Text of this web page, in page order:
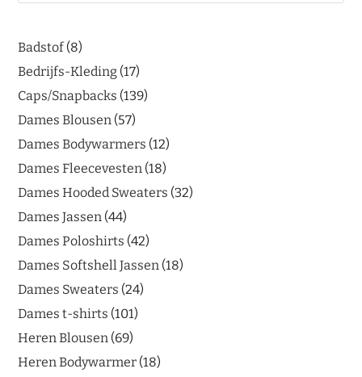
Badstof 8
Bedrijfs-Kleding 17
Caps/Snapbacks 139
Dames Blousen 57
Dames Bodywarmers 12
Dames Fleecevesten 18
Dames Hooded Sweaters 32
Dames Jassen 44
Dames Poloshirts 42
Dames Softshell Jassen 18
Dames Sweaters 24
Dames t-shirts 101
Heren Blousen 69
Heren Bodywarmer 18